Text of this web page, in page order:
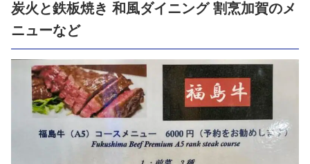
炭火と鉄板焼き 和風ダイニング 割烹加賀のメ
ニューなど